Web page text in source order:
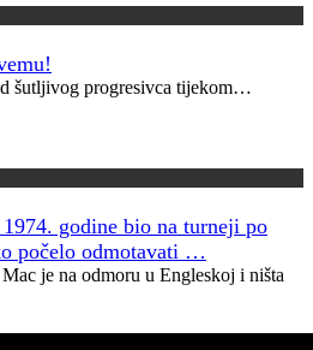
šutljivog progresivca tijekom…
godine bio na turneji po
počelo odmotavati …
je na odmoru u Engleskoj i ništa